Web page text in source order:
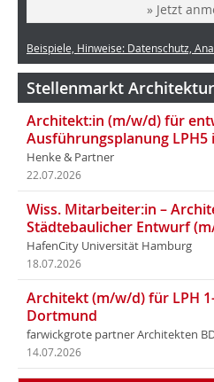
» Jetzt
Beispiele, Hinweise: Datenschutz,
Stellenmarkt Architektur
Architekt:in (m/w/d) für
Ausführungsplanung LPH5
Henke & Partner
22.07.2026
Wiss. Mitarbeiter:in –
Städtebaulicher Entwurf
HafenCity Universität Hamburg
18.07.2026
Architekt (m/w/d) für LPH
Dortmund
farwickgrote partner Architekten
14.07.2026